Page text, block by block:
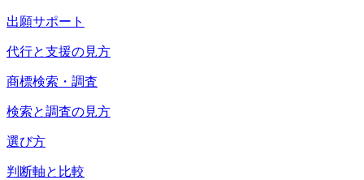
出願サポート
代行と支援の見方
商標検索・調査
検索と調査の見方
選び方
判断軸と比較